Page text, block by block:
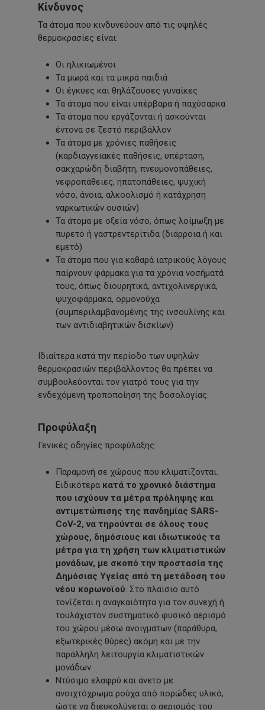
Κίνδυνος
Τα άτομα που κινδυνεύουν από τις υψηλές
θερμοκρασίες είναι:
Οι ηλικιωμένοι
Τα μωρά και τα μικρά παιδιά
Οι έγκυες και θηλάζουσες γυναίκες
Τα άτομα που είναι υπέρβαρα ή παχύσαρκα
Τα άτομα που εργάζονται ή ασκούνται
έντονα σε ζεστό περιβάλλον
Τα άτομα με χρόνιες παθήσεις
(καρδιαγγειακές παθήσεις, υπέρταση,
σακχαρώδη διαβήτη, πνευμονοπάθειες,
νεφροπάθειες, ηπατοπάθειες, ψυχική
νόσο, άνοια, αλκοολισμό ή κατάχρηση
ναρκωτικών ουσιών)
Τα άτομα με οξεία νόσο, όπως λοίμωξη με
πυρετό ή γαστρεντερίτιδα (διάρροια ή και
εμετό)
Τα άτομα που για καθαρά ιατρικούς λόγους
παίρνουν φάρμακα για τα χρόνια νοσήματά
τους, όπως διουρητικά, αντιχολινεργικά,
ψυχοφάρμακα, ορμονούχα
(συμπεριλαμβανομένης της ινσουλίνης και
των αντιδιαβητικών δισκίων)
Ιδιαίτερα κατά την περίοδο των υψηλών
θερμοκρασιών περιβάλλοντος θα πρέπει να
συμβουλεύονται τον γιατρό τους για την
ενδεχόμενη τροποποίηση της δοσολογίας.
Προφύλαξη
Γενικές οδηγίες προφύλαξης:
Παραμονή σε χώρους που κλιματίζονται.
Ειδικότερα κατά το χρονικό διάστημα
που ισχύουν τα μέτρα πρόληψης και
αντιμετώπισης της πανδημίας SARS-
CoV-2, να τηρούνται σε όλους τους
χώρους, δημόσιους και ιδιωτικούς τα
μέτρα για τη χρήση των κλιματιστικών
μονάδων, με σκοπό την προστασία της
Δημόσιας Υγείας από τη μετάδοση του
νέου κορωνοϊού . Στο πλαίσιο αυτό
τονίζεται η αναγκαιότητα για τον συνεχή ή
τουλάχιστον συστηματικό φυσικό αερισμό
του χώρου μέσω ανοιγμάτων (παράθυρα,
εξωτερικές θύρες) ακόμη και με την
παράλληλη λειτουργία κλιματιστικών
μονάδων.
Ντύσιμο ελαφρύ και άνετο με
ανοιχτόχρωμα ρούχα από πορώδες υλικό,
ώστε να διευκολύνεται ο αερισμός του